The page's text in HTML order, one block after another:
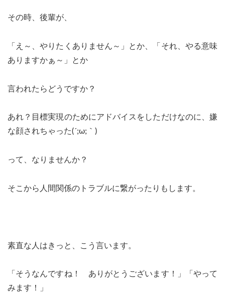
その時、後輩が、
「え～、やりたくありません～」とか、「それ、やる意味
ありますかぁ～」とか
言われたらどうですか？
あれ？目標実現のためにアドバイスをしただけなのに、嫌
な顔されちゃった(´;ω;｀)
って、なりませんか？
そこから人間関係のトラブルに繋がったりもします。
素直な人はきっと、こう言います。
「そうなんですね！ ありがとうございます！」「やって
みます！」